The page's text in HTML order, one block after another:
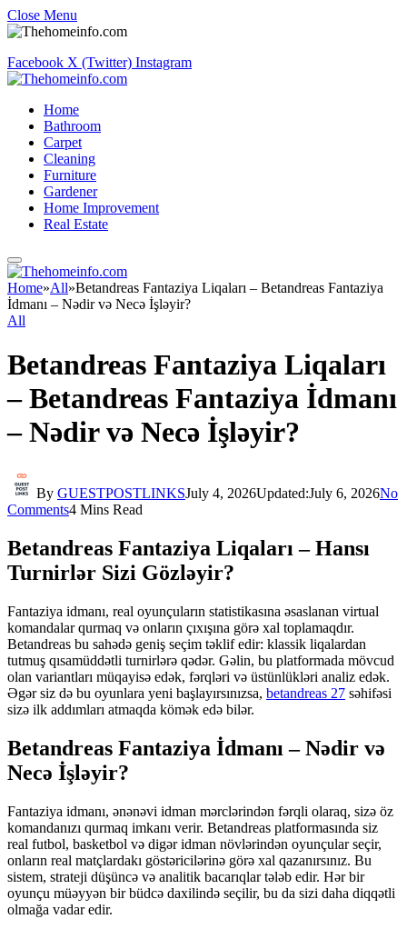
Close Menu
Facebook X (Twitter) Instagram
Home
Bathroom
Carpet
Cleaning
Furniture
Gardener
Home Improvement
Real Estate
Home»All»Betandreas Fantaziya Liqaları – Betandreas Fantaziya
İdmanı – Nədir və Necə İşləyir?
All
Betandreas Fantaziya Liqaları
– Betandreas Fantaziya İdmanı
– Nədir və Necə İşləyir?
By GUESTPOSTLINKSJuly 4, 2026Updated:July 6, 2026No
Comments4 Mins Read
Betandreas Fantaziya Liqaları – Hansı
Turnirlər Sizi Gözləyir?
Fantaziya idmanı, real oyunçuların statistikasına əsaslanan virtual
komandalar qurmaq və onların çıxışına görə xal toplamaqdır.
Betandreas bu sahədə geniş seçim təklif edir: klassik liqalardan
tutmuş qısamüddətli turnirlərə qədər. Gəlin, bu platformada mövcud
olan variantları müqayisə edək, fərqləri və üstünlükləri analiz edək.
Əgər siz də bu oyunlara yeni başlayırsınızsa, betandreas 27 səhifəsi
sizə ilk addımları atmaqda kömək edə bilər.
Betandreas Fantaziya İdmanı – Nədir və
Necə İşləyir?
Fantaziya idmanı, ənənəvi idman mərclərindən fərqli olaraq, sizə öz
komandanızı qurmaq imkanı verir. Betandreas platformasında siz
real futbol, basketbol və digər idman növlərindən oyunçular seçir,
onların real matçlardakı göstəricilərinə görə xal qazanırsınız. Bu
sistem, strateji düşüncə və analitik bacarıqlar tələb edir. Hər bir
oyunçu müəyyən bir büdcə daxilində seçilir, bu da sizi daha diqqətli
olmağa vadar edir.